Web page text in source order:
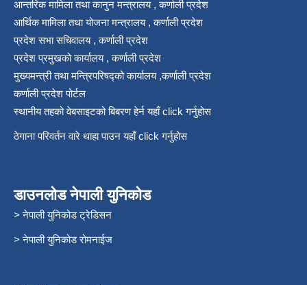
आन्तरिक मामिला तथा कानुन मन्त्रालय , कर्णाली प्रदेश
आर्थिक मामिला तथा योजना मन्त्रालय , कर्णाली प्रदेश
प्रदेश सभा सचिवालय , कर्णाली प्रदेश
प्रदेश प्रमुखको कार्यालय , कर्णाली प्रदेश
मुख्यमन्त्री तथा मन्त्रिपरिषद्को कार्यालय ,कर्णाली प्रदेश
कर्णाली प्रदेश पोर्टल
स्थानीय तहको वेबसाइटको बिबरण हेर्न यहाँ click गर्नुहोस
ठेगाना परिवर्तन वारे थाहा पाउन यहाँ click गर्नुहोस
डाउनलोड नेपाली युनिकोड
> नेपाली युनिकोड ट्रेडिसन
> नेपाली युनिकोड रोमनाईज